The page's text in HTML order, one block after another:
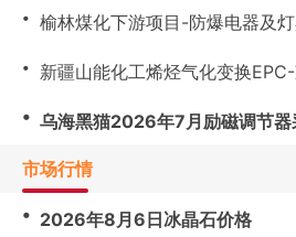
・ 榆林煤化下游项目-防爆电器及
・ 新疆山能化工烯烃气化变换
・ 乌海黑猫2026年7月励磁调节器
市场行情
・ 2026年8月6日冰晶石价格